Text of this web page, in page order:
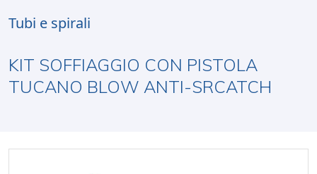
Tubi e spirali
KIT SOFFIAGGIO CON PISTOLA
TUCANO BLOW ANTI-SRCATCH